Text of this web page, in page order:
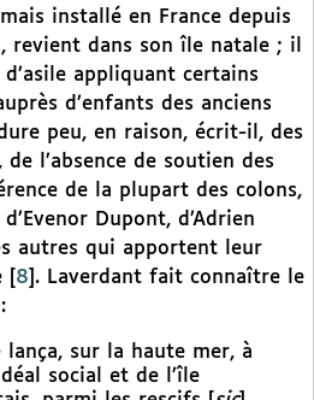
installé en France depuis
revient dans son île natale ; il
appliquant certains
d’enfants des anciens
peu, en raison, écrit-il, des
l’absence de soutien des
de la plupart des colons,
Dupont, d’Adrien
autres qui apportent leur
8 . Laverdant fait connaître le
lança, sur la haute mer, à
social et de l’île